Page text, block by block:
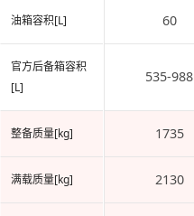
油箱容积[L]
官方后备箱容积
[L]
整备质量[kg]
满载质量[kg]
60
535-988
1735
2130